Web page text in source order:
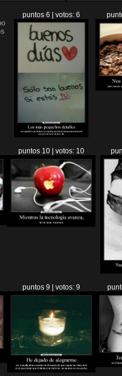
puntos 6 | votos: 6
puntos 10 | votos: 10
puntos 9 | votos: 9